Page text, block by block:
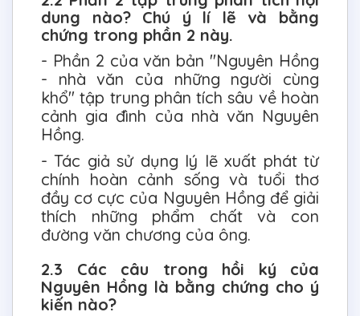
dung nào? Chú ý lí lẽ và bằng
chứng trong phần 2 này.
- Phần 2 của văn bản "Nguyên Hồng
- nhà văn của những người cùng
khổ" tập trung phân tích sâu về hoàn
cảnh gia đình của nhà văn Nguyên
Hồng.
- Tác giả sử dụng lý lẽ xuất phát từ
chính hoàn cảnh sống và tuổi thơ
đầy cơ cực của Nguyên Hồng để giải
thích những phẩm chất và con
đường văn chương của ông.
2.3 Các câu trong hồi ký của
Nguyên Hồng là bằng chứng cho ý
kiến nào?